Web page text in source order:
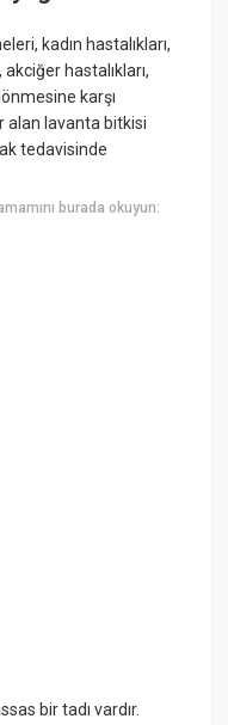
kadın hastalıkları,
akciğer hastalıkları,
karşı
alan lavanta bitkisi
tedavisinde
burada okuyun:
bir tadı vardır.